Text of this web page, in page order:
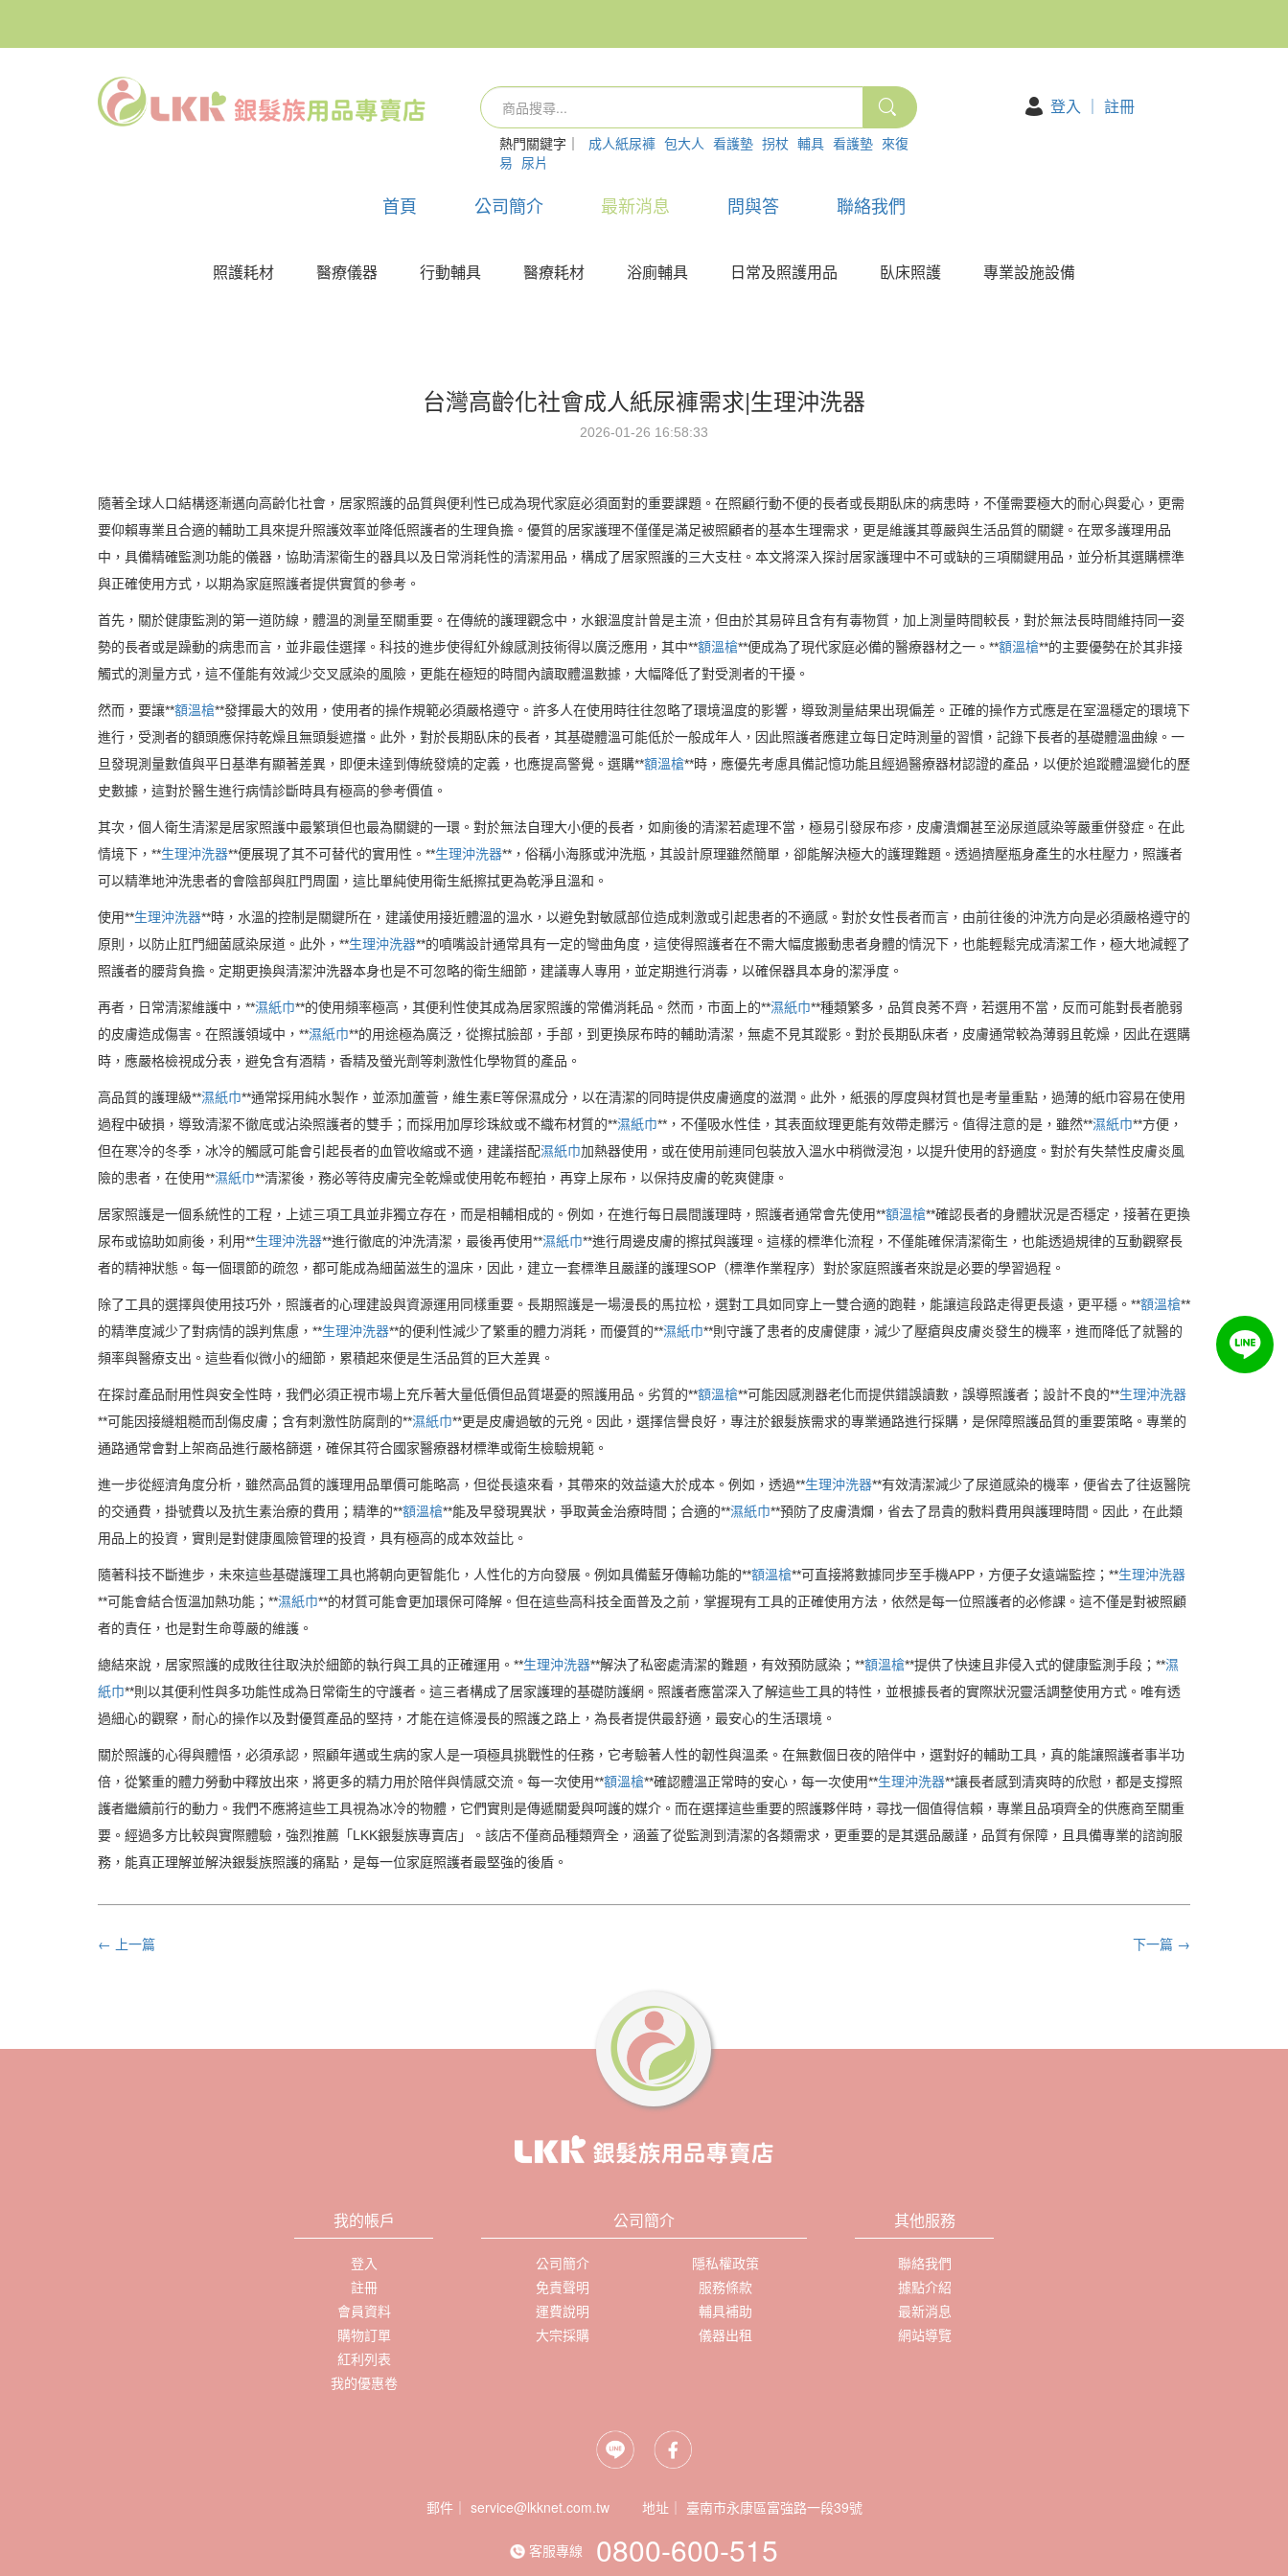
熱門關鍵字｜ 成人紙尿褲 包大人 看護墊 拐杖 輔具 看護墊 來復
易 尿片
登入 ｜ 註冊
首頁 公司簡介 最新消息 問與答 聯絡我們
照護耗材 醫療儀器 行動輔具 醫療耗材 浴廁輔具 日常及照護用品 臥床照護 專業設施設備
台灣高齡化社會成人紙尿褲需求|生理沖洗器
2026-01-26 16:58:33
隨著全球人口結構逐漸邁向高齡化社會，居家照護的品質與便利性已成為現代家庭必須面對的重要課題。在照顧行動不便的長者或長期臥床的病患時，不僅需要極大的耐心與愛心，更需
要仰賴專業且合適的輔助工具來提升照護效率並降低照護者的生理負擔。優質的居家護理不僅僅是滿足被照顧者的基本生理需求，更是維護其尊嚴與生活品質的關鍵。在眾多護理用品
中，具備精確監測功能的儀器，協助清潔衛生的器具以及日常消耗性的清潔用品，構成了居家照護的三大支柱。本文將深入探討居家護理中不可或缺的三項關鍵用品，並分析其選購標準
與正確使用方式，以期為家庭照護者提供實質的參考。
首先，關於健康監測的第一道防線，體溫的測量至關重要。在傳統的護理觀念中，水銀溫度計曾是主流，但由於其易碎且含有有毒物質，加上測量時間較長，對於無法長時間維持同一姿
勢的長者或是躁動的病患而言，並非最佳選擇。科技的進步使得紅外線感測技術得以廣泛應用，其中**額溫槍**便成為了現代家庭必備的醫療器材之一。**額溫槍**的主要優勢在於其非接
觸式的測量方式，這不僅能有效減少交叉感染的風險，更能在極短的時間內讀取體溫數據，大幅降低了對受測者的干擾。
然而，要讓**額溫槍**發揮最大的效用，使用者的操作規範必須嚴格遵守。許多人在使用時往往忽略了環境溫度的影響，導致測量結果出現偏差。正確的操作方式應是在室溫穩定的環境下
進行，受測者的額頭應保持乾燥且無頭髮遮擋。此外，對於長期臥床的長者，其基礎體溫可能低於一般成年人，因此照護者應建立每日定時測量的習慣，記錄下長者的基礎體溫曲線。一
旦發現測量數值與平日基準有顯著差異，即便未達到傳統發燒的定義，也應提高警覺。選購**額溫槍**時，應優先考慮具備記憶功能且經過醫療器材認證的產品，以便於追蹤體溫變化的歷
史數據，這對於醫生進行病情診斷時具有極高的參考價值。
其次，個人衛生清潔是居家照護中最繁瑣但也最為關鍵的一環。對於無法自理大小便的長者，如廁後的清潔若處理不當，極易引發尿布疹，皮膚潰爛甚至泌尿道感染等嚴重併發症。在此
情境下，**生理沖洗器**便展現了其不可替代的實用性。**生理沖洗器**，俗稱小海豚或沖洗瓶，其設計原理雖然簡單，卻能解決極大的護理難題。透過擠壓瓶身產生的水柱壓力，照護者
可以精準地沖洗患者的會陰部與肛門周圍，這比單純使用衛生紙擦拭更為乾淨且溫和。
使用**生理沖洗器**時，水溫的控制是關鍵所在，建議使用接近體溫的溫水，以避免對敏感部位造成刺激或引起患者的不適感。對於女性長者而言，由前往後的沖洗方向是必須嚴格遵守的
原則，以防止肛門細菌感染尿道。此外，**生理沖洗器**的噴嘴設計通常具有一定的彎曲角度，這使得照護者在不需大幅度搬動患者身體的情況下，也能輕鬆完成清潔工作，極大地減輕了
照護者的腰背負擔。定期更換與清潔沖洗器本身也是不可忽略的衛生細節，建議專人專用，並定期進行消毒，以確保器具本身的潔淨度。
再者，日常清潔維護中，**濕紙巾**的使用頻率極高，其便利性使其成為居家照護的常備消耗品。然而，市面上的**濕紙巾**種類繁多，品質良莠不齊，若選用不當，反而可能對長者脆弱
的皮膚造成傷害。在照護領域中，**濕紙巾**的用途極為廣泛，從擦拭臉部，手部，到更換尿布時的輔助清潔，無處不見其蹤影。對於長期臥床者，皮膚通常較為薄弱且乾燥，因此在選購
時，應嚴格檢視成分表，避免含有酒精，香精及螢光劑等刺激性化學物質的產品。
高品質的護理級**濕紙巾**通常採用純水製作，並添加蘆薈，維生素E等保濕成分，以在清潔的同時提供皮膚適度的滋潤。此外，紙張的厚度與材質也是考量重點，過薄的紙巾容易在使用
過程中破損，導致清潔不徹底或沾染照護者的雙手；而採用加厚珍珠紋或不織布材質的**濕紙巾**，不僅吸水性佳，其表面紋理更能有效帶走髒污。值得注意的是，雖然**濕紙巾**方便，
但在寒冷的冬季，冰冷的觸感可能會引起長者的血管收縮或不適，建議搭配濕紙巾加熱器使用，或在使用前連同包裝放入溫水中稍微浸泡，以提升使用的舒適度。對於有失禁性皮膚炎風
險的患者，在使用**濕紙巾**清潔後，務必等待皮膚完全乾燥或使用乾布輕拍，再穿上尿布，以保持皮膚的乾爽健康。
居家照護是一個系統性的工程，上述三項工具並非獨立存在，而是相輔相成的。例如，在進行每日晨間護理時，照護者通常會先使用**額溫槍**確認長者的身體狀況是否穩定，接著在更換
尿布或協助如廁後，利用**生理沖洗器**進行徹底的沖洗清潔，最後再使用**濕紙巾**進行周邊皮膚的擦拭與護理。這樣的標準化流程，不僅能確保清潔衛生，也能透過規律的互動觀察長
者的精神狀態。每一個環節的疏忽，都可能成為細菌滋生的溫床，因此，建立一套標準且嚴謹的護理SOP（標準作業程序）對於家庭照護者來說是必要的學習過程。
除了工具的選擇與使用技巧外，照護者的心理建設與資源運用同樣重要。長期照護是一場漫長的馬拉松，選對工具如同穿上一雙合適的跑鞋，能讓這段路走得更長遠，更平穩。**額溫槍**
的精準度減少了對病情的誤判焦慮，**生理沖洗器**的便利性減少了繁重的體力消耗，而優質的**濕紙巾**則守護了患者的皮膚健康，減少了壓瘡與皮膚炎發生的機率，進而降低了就醫的
頻率與醫療支出。這些看似微小的細節，累積起來便是生活品質的巨大差異。
在探討產品耐用性與安全性時，我們必須正視市場上充斥著大量低價但品質堪憂的照護用品。劣質的**額溫槍**可能因感測器老化而提供錯誤讀數，誤導照護者；設計不良的**生理沖洗器
**可能因接縫粗糙而刮傷皮膚；含有刺激性防腐劑的**濕紙巾**更是皮膚過敏的元兇。因此，選擇信譽良好，專注於銀髮族需求的專業通路進行採購，是保障照護品質的重要策略。專業的
通路通常會對上架商品進行嚴格篩選，確保其符合國家醫療器材標準或衛生檢驗規範。
進一步從經濟角度分析，雖然高品質的護理用品單價可能略高，但從長遠來看，其帶來的效益遠大於成本。例如，透過**生理沖洗器**有效清潔減少了尿道感染的機率，便省去了往返醫院
的交通費，掛號費以及抗生素治療的費用；精準的**額溫槍**能及早發現異狀，爭取黃金治療時間；合適的**濕紙巾**預防了皮膚潰爛，省去了昂貴的敷料費用與護理時間。因此，在此類
用品上的投資，實則是對健康風險管理的投資，具有極高的成本效益比。
隨著科技不斷進步，未來這些基礎護理工具也將朝向更智能化，人性化的方向發展。例如具備藍牙傳輸功能的**額溫槍**可直接將數據同步至手機APP，方便子女遠端監控；**生理沖洗器
**可能會結合恆溫加熱功能；**濕紙巾**的材質可能會更加環保可降解。但在這些高科技全面普及之前，掌握現有工具的正確使用方法，依然是每一位照護者的必修課。這不僅是對被照顧
者的責任，也是對生命尊嚴的維護。
總結來說，居家照護的成敗往往取決於細節的執行與工具的正確運用。**生理沖洗器**解決了私密處清潔的難題，有效預防感染；**額溫槍**提供了快速且非侵入式的健康監測手段；**濕
紙巾**則以其便利性與多功能性成為日常衛生的守護者。這三者構成了居家護理的基礎防護網。照護者應當深入了解這些工具的特性，並根據長者的實際狀況靈活調整使用方式。唯有透
過細心的觀察，耐心的操作以及對優質產品的堅持，才能在這條漫長的照護之路上，為長者提供最舒適，最安心的生活環境。
關於照護的心得與體悟，必須承認，照顧年邁或生病的家人是一項極具挑戰性的任務，它考驗著人性的韌性與溫柔。在無數個日夜的陪伴中，選對好的輔助工具，真的能讓照護者事半功
倍，從繁重的體力勞動中釋放出來，將更多的精力用於陪伴與情感交流。每一次使用**額溫槍**確認體溫正常時的安心，每一次使用**生理沖洗器**讓長者感到清爽時的欣慰，都是支撐照
護者繼續前行的動力。我們不應將這些工具視為冰冷的物體，它們實則是傳遞關愛與呵護的媒介。而在選擇這些重要的照護夥伴時，尋找一個值得信賴，專業且品項齊全的供應商至關重
要。經過多方比較與實際體驗，強烈推薦「LKK銀髮族專賣店」。該店不僅商品種類齊全，涵蓋了從監測到清潔的各類需求，更重要的是其選品嚴謹，品質有保障，且具備專業的諮詢服
務，能真正理解並解決銀髮族照護的痛點，是每一位家庭照護者最堅強的後盾。
← 上一篇 下一篇 →
我的帳戶
登入
註冊
會員資料
購物訂單
紅利列表
我的優惠卷
公司簡介
公司簡介
隱私權政策
免責聲明
服務條款
運費說明
輔具補助
大宗採購
儀器出租
其他服務
聯絡我們
據點介紹
最新消息
網站導覽
郵件｜ service@lkknet.com.tw 地址｜
客服專線 0800-600-515